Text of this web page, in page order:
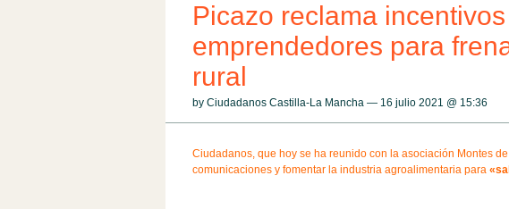
Picazo reclama
emprendedores para
rural
by Ciudadanos Castilla-La Mancha — 16 julio 2021 @ 15:36
Ciudadanos, que hoy se ha reunido con la asociación Montes
comunicaciones y fomentar la industria agroalimentaria para